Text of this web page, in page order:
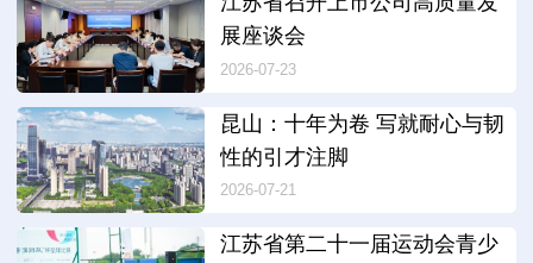
展座谈会
2026-07-23
昆山：十年为卷 写就耐心与韧
性的引才注脚
2026-07-21
江苏省第二十一届运动会青少